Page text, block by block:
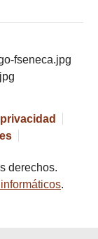
derechos.
.